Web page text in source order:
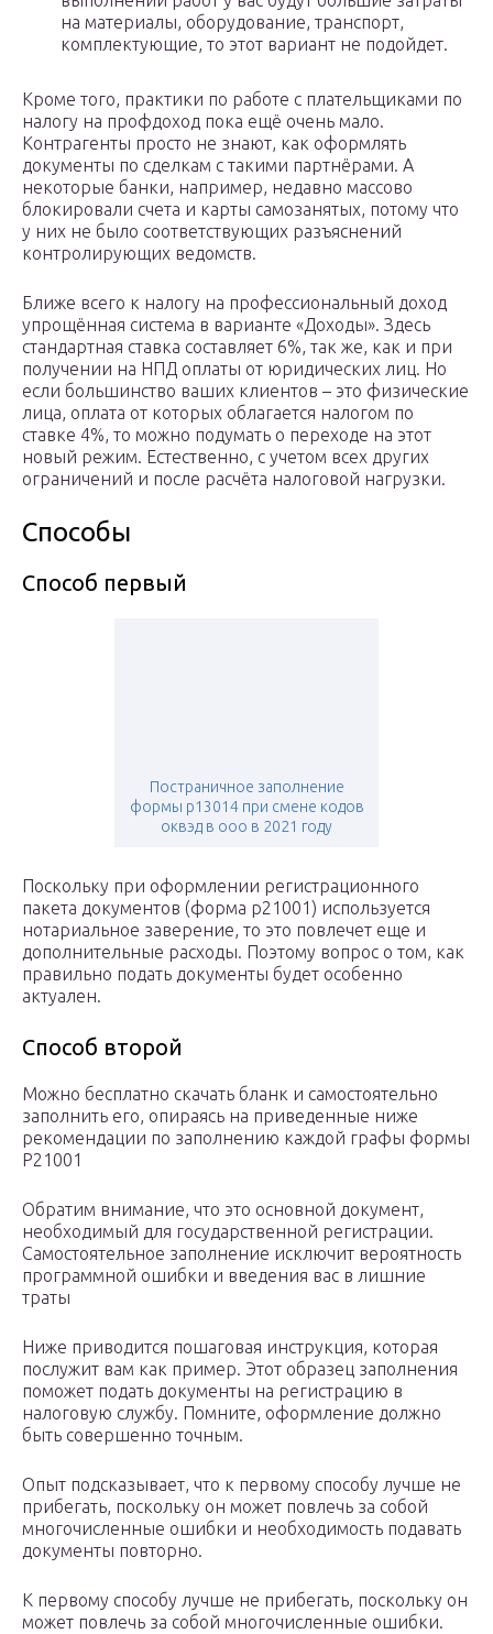
на материалы, оборудование, транспорт,
комплектующие, то этот вариант не подойдет.
Кроме того, практики по работе с плательщиками по
налогу на профдоход пока ещё очень мало.
Контрагенты просто не знают, как оформлять
документы по сделкам с такими партнёрами. А
некоторые банки, например, недавно массово
блокировали счета и карты самозанятых, потому что
у них не было соответствующих разъяснений
контролирующих ведомств.
Ближе всего к налогу на профессиональный доход
упрощённая система в варианте «Доходы». Здесь
стандартная ставка составляет 6%, так же, как и при
получении на НПД оплаты от юридических лиц. Но
если большинство ваших клиентов – это физические
лица, оплата от которых облагается налогом по
ставке 4%, то можно подумать о переходе на этот
новый режим. Естественно, с учетом всех других
ограничений и после расчёта налоговой нагрузки.
Способы
Способ первый
Постраничное заполнение
формы р13014 при смене кодов
оквэд в ооо в 2021 году
Поскольку при оформлении регистрационного
пакета документов (форма р21001) используется
нотариальное заверение, то это повлечет еще и
дополнительные расходы. Поэтому вопрос о том, как
правильно подать документы будет особенно
актуален.
Способ второй
Можно бесплатно скачать бланк и самостоятельно
заполнить его, опираясь на приведенные ниже
рекомендации по заполнению каждой графы формы
Р21001
Обратим внимание, что это основной документ,
необходимый для государственной регистрации.
Самостоятельное заполнение исключит вероятность
программной ошибки и введения вас в лишние
траты
Ниже приводится пошаговая инструкция, которая
послужит вам как пример. Этот образец заполнения
поможет подать документы на регистрацию в
налоговую службу. Помните, оформление должно
быть совершенно точным.
Опыт подсказывает, что к первому способу лучше не
прибегать, поскольку он может повлечь за собой
многочисленные ошибки и необходимость подавать
документы повторно.
К первому способу лучше не прибегать, поскольку он
может повлечь за собой многочисленные ошибки.